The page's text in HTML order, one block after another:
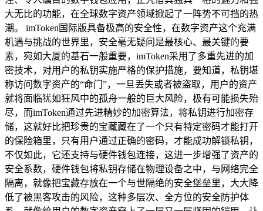
大无比的功能，在全球数字资产领域掀起了一阵势不可挡的热
潮。 imToken国际版具备极高的安全性，在数字资产这个充满
机遇与挑战的世界里，安全毫无疑问是最核心、最关键的要
素，宛如大厦的基石一般重要，imToken采用了多重先进的加
密技术，对用户的私钥实施严格的保护措施，要知道，私钥堪
称访问数字资产的“命门”，一旦丢失或者被盗取，用户的资产
就将面临犹如狂风中的孤舟一般的巨大风险，极有可能损失殆
尽，而imToken通过先进精妙的加密算法，将私钥进行加密存
储，这就好比把珍贵的宝藏藏在了一个只有特定密码才能打开
的保险箱里，只有用户通过正确的密码，才能成功解锁私钥，
不仅如此，它还支持与硬件钱包连接，这进一步增强了资产的
安全系数，硬件钱包将私钥存储在物理设备之中，与网络完全
隔离，就像把宝藏存放在一个与世隔绝的安全堡垒里，大大降
低了被黑客攻击的风险，这种多层次、全方位的安全防护体